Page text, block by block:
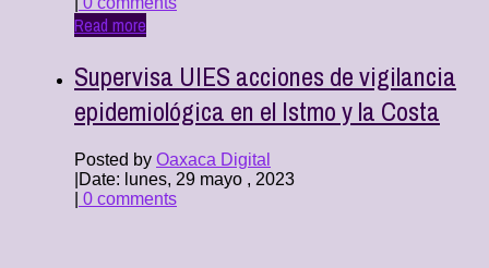
Read more
Supervisa UIES acciones de vigilancia
epidemiológica en el Istmo y la Costa
Posted by Oaxaca Digital
Date: lunes, 29 mayo , 2023
0 comments